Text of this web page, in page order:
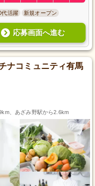
代活躍 新規オープン
応募画面へ進む
ナコミュニティ有馬
、あざみ野駅から2.6km